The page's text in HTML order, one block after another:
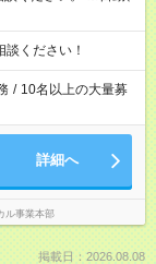
ください！
/ 10名以上の大量募
詳細へ
ル事業本部
掲載日：2026.08.08